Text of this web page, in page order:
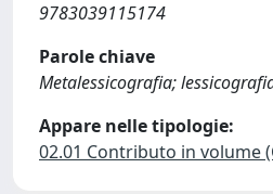
9783039115174
Parole chiave
Metalessicografia;
Appare nelle tipologie:
02.01 Contributo in volume